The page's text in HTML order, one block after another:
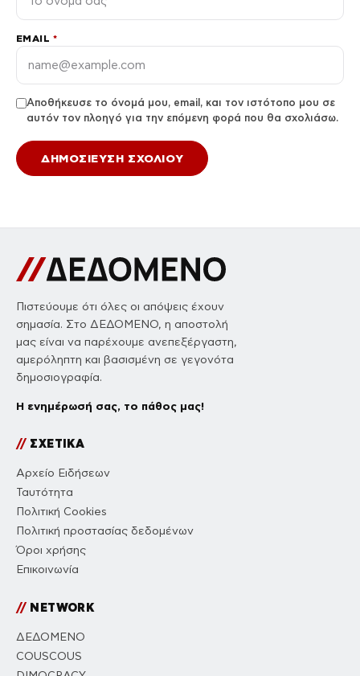
EMAIL *
Αποθήκευσε το όνομά μου, email, και τον ιστότοπο μου σε
αυτόν τον πλοηγό για την επόμενη φορά που θα σχολιάσω.
Πιστεύουμε ότι όλες οι απόψεις έχουν
σημασία. Στο ΔΕΔΟΜΕΝΟ, η αποστολή
μας είναι να παρέχουμε ανεπεξέργαστη,
αμερόληπτη και βασισμένη σε γεγονότα
δημοσιογραφία.
Η ενημέρωσή σας, το πάθος μας!
//ΣΧΕΤΙΚΑ
Αρχείο Ειδήσεων
Ταυτότητα
Πολιτική Cookies
Πολιτική προστασίας δεδομένων
Όροι χρήσης
Επικοινωνία
//NETWORK
ΔΕΔΟΜΕΝΟ
COUSCOUS